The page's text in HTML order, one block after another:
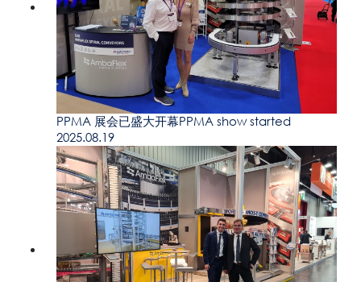
PPMA 展会已盛大开幕PPMA show started
2025.08.19